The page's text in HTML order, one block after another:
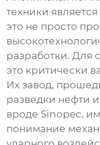
техники
это не просто
разработки. Для
это критически
Их завод,
разведки нефти
вроде Sinopec,
понимание